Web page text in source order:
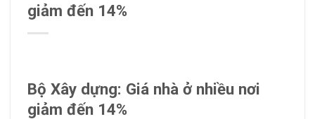
giảm đến 14%
Bộ Xây dựng: Giá nhà ở nhiều nơi
giảm đến 14%